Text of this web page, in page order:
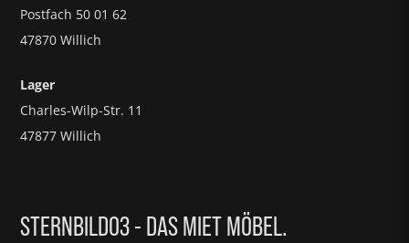
Postfach 50 01 62
47870 Willich
Lager
Charles-Wilp-Str. 11
47877 Willich
STERNBILD03 - DAS MIET MÖBEL.